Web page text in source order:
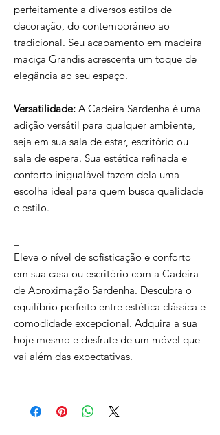
perfeitamente a diversos estilos de
decoração, do contemporâneo ao
tradicional. Seu acabamento em madeira
maciça Grandis acrescenta um toque de
elegância ao seu espaço.
Versatilidade: A Cadeira Sardenha é uma
adição versátil para qualquer ambiente,
seja em sua sala de estar, escritório ou
sala de espera. Sua estética refinada e
conforto inigualável fazem dela uma
escolha ideal para quem busca qualidade
e estilo.
Eleve o nível de sofisticação e conforto
em sua casa ou escritório com a Cadeira
de Aproximação Sardenha. Descubra o
equilíbrio perfeito entre estética clássica e
comodidade excepcional. Adquira a sua
hoje mesmo e desfrute de um móvel que
vai além das expectativas.